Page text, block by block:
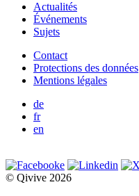
Actualités
Événements
Sujets
Contact
Protections des données
Mentions légales
de
fr
en
© Qivive 2026